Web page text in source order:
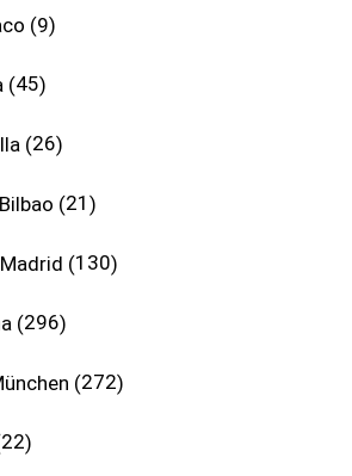
9
45
26
21
130
296
272
22